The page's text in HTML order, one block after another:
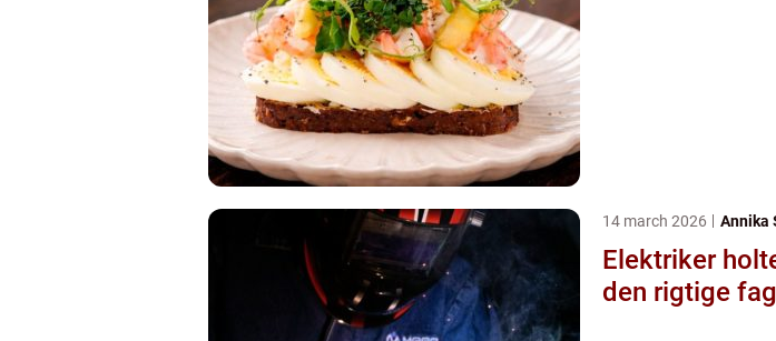
14 march 2026 Annika
Elektriker holte sådan vælger
den rigtige